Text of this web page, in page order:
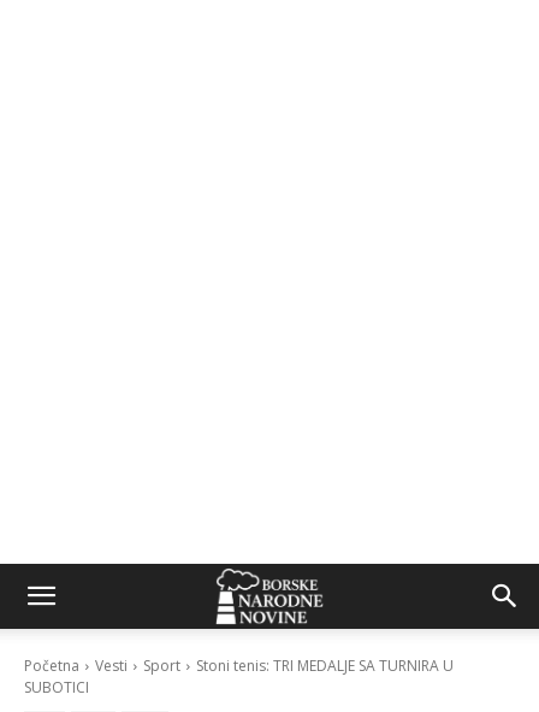
Početna Vesti Sport
Stoni tenis: TRI MEDALJE SA TURNIRA U
SUBOTICI